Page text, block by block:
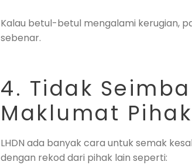
Kalau betul-betul mengalami kerugian,
sebenar.
4. Tidak
Maklumat
LHDN ada banyak cara untuk semak
dengan rekod dari pihak lain seperti: